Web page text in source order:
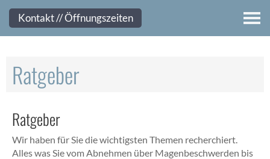
Kontakt
Ratgeber
Ratgeber
Wir haben für Sie die wichtigsten Themen recherchiert.
Alles was Sie vom Abnehmen über Magenbeschwerden bis
Kontakt // Öffnungszeiten